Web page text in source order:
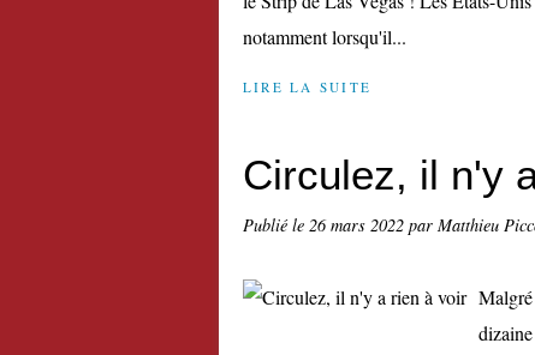
notamment lorsqu'il...
LIRE LA SUITE
Circulez, il n'y
Publié le 26 mars 2022 par Matthieu
Malgré